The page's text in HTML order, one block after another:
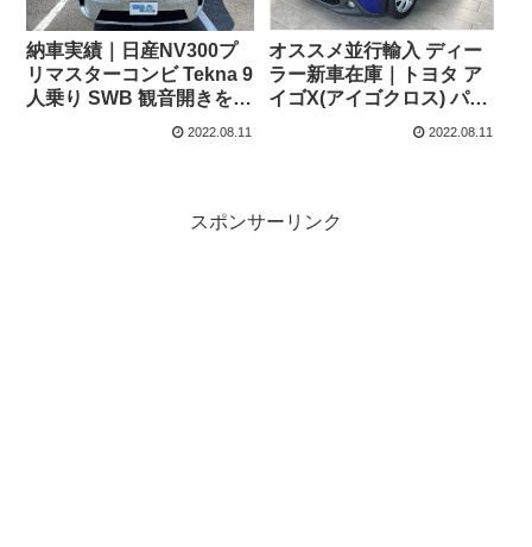
納車実績｜日産NV300プ
リマスターコンビ Tekna 9
人乗り SWB 観音開きを愛
知県のIさまへご納車！
2022.08.11
オススメ並行輸入 ディー
ラー新車在庫｜トヨタ ア
イゴX(アイゴクロス) パル
ス 1.0VVT-i パドルシフト
2022.08.11
スポンサーリンク